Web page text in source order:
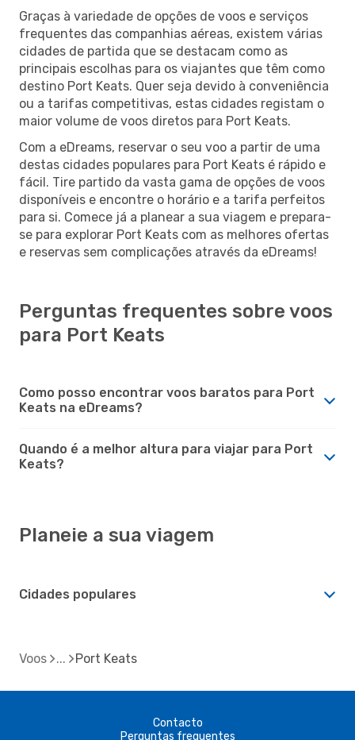
Graças à variedade de opções de voos e serviços
frequentes das companhias aéreas, existem várias
cidades de partida que se destacam como as
principais escolhas para os viajantes que têm como
destino Port Keats. Quer seja devido à conveniência
ou a tarifas competitivas, estas cidades registam o
maior volume de voos diretos para Port Keats.
Com a eDreams, reservar o seu voo a partir de uma
destas cidades populares para Port Keats é rápido e
fácil. Tire partido da vasta gama de opções de voos
disponíveis e encontre o horário e a tarifa perfeitos
para si. Comece já a planear a sua viagem e prepara-
se para explorar Port Keats com as melhores ofertas
e reservas sem complicações através da eDreams!
Perguntas frequentes sobre voos
para Port Keats
Como posso encontrar voos baratos para Port
Keats na eDreams?
Quando é a melhor altura para viajar para Port
Keats?
Planeie a sua viagem
Cidades populares
Voos Port Keats
Contacto
Perguntas frequentes